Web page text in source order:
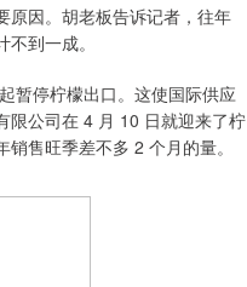
原因。胡老板告诉记者，往年
到一成。
暂停柠檬出口。这使国际供应
限公司在 4 月 10 日就迎来了柠
售旺季差不多 2 个月的量。